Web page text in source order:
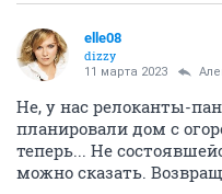
elle08
dizzy
11 марта 2023
Не, у нас релоканты-
планировали дом с
теперь... Не
можно сказать.